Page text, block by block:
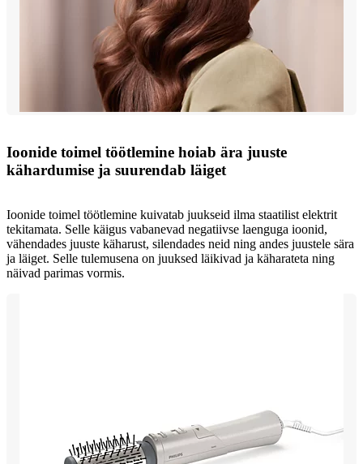
Ioonide toimel töötlemine hoiab ära juuste
kähardumise ja suurendab läiget
Ioonide toimel töötlemine kuivatab juukseid ilma staatilist elektrit
tekitamata. Selle käigus vabanevad negatiivse laenguga ioonid,
vähendades juuste käharust, silendades neid ning andes juustele sära
ja läiget. Selle tulemusena on juuksed läikivad ja käharateta ning
näivad parimas vormis.